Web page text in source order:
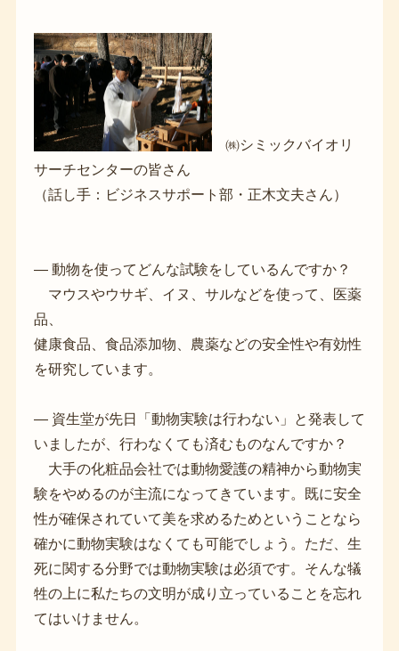
㈱シミックバイオリ
サーチセンターの皆さん
（話し手：ビジネスサポート部・正木文夫さん）
― 動物を使ってどんな試験をしているんですか？
マウスやウサギ、イヌ、サルなどを使って、医薬
品、
健康食品、食品添加物、農薬などの安全性や有効性
を研究しています。
― 資生堂が先日「動物実験は行わない」と発表して
いましたが、行わなくても済むものなんですか？
大手の化粧品会社では動物愛護の精神から動物実
験をやめるのが主流になってきています。既に安全
性が確保されていて美を求めるためということなら
確かに動物実験はなくても可能でしょう。ただ、生
死に関する分野では動物実験は必須です。そんな犠
牲の上に私たちの文明が成り立っていることを忘れ
てはいけません。